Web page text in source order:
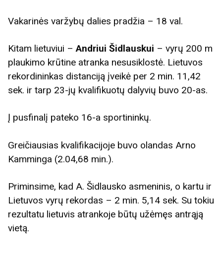
Vakarinės varžybų dalies pradžia – 18 val.
Kitam lietuviui –Andriui Šidlauskui – vyrų 200 m
plaukimo krūtine atranka nesusiklostė. Lietuvos
rekordininkas distanciją įveikė per 2 min. 11,42
sek. ir tarp 23-jų kvalifikuotų dalyvių buvo 20-as.
Į pusfinalį pateko 16-a sportininkų.
Greičiausias kvalifikacijoje buvo olandas Arno
Kamminga (2.04,68 min.).
Priminsime, kad A. Šidlausko asmeninis, o kartu ir
Lietuvos vyrų rekordas – 2 min. 5,14 sek. Su tokiu
rezultatu lietuvis atrankoje būtų užėmęs antrąją
vietą.